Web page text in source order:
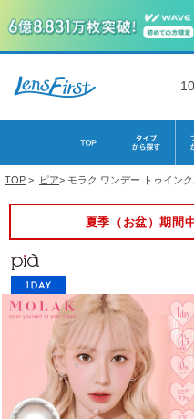
TOP > ピア> モラク ワンデー トゥイン
夏季（お盆）期間